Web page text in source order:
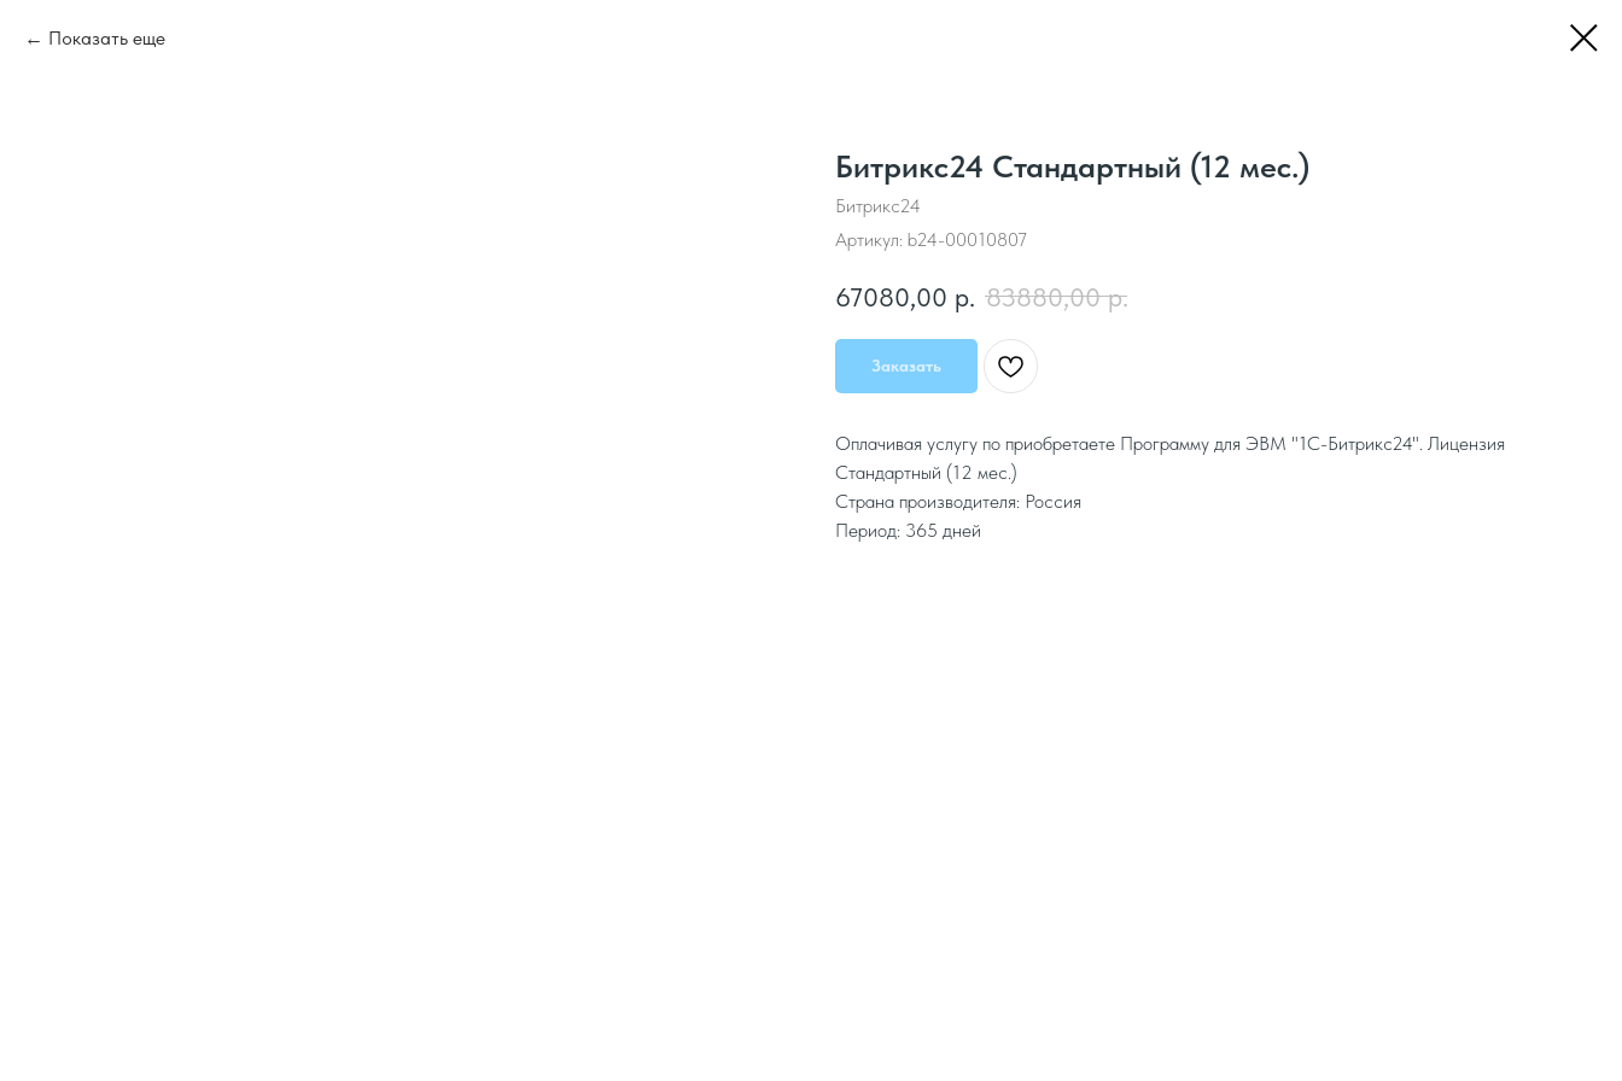
Показать еще
Битрикс24 Стандартный (12 мес.)
Битрикс24
Артикул: b24-00010807
67080,00 р. 83880,00 р.
Заказать
Оплачивая услугу по приобретаете Программу для ЭВМ "1С-Битрикс24". Лицензия
Стандартный (12 мес.)
Страна производителя: Россия
Период: 365 дней